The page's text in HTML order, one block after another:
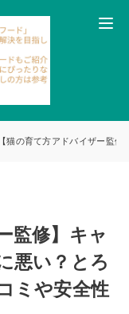
【猫の育て方アドバイザー監
監修】キャ
悪い？とろ
ミや安全性